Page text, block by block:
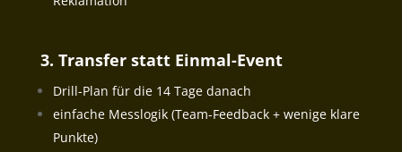
3. Transfer statt Einmal-Event
Drill-Plan für die 14 Tage danach
einfache Messlogik (Team-Feedback + wenige klare
Punkte)